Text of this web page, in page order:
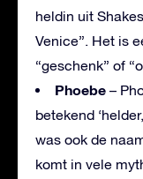
heldin uit
Venice”. Het is
“geschenk” of
Phoebe –
betekend
was ook de
komt in vele